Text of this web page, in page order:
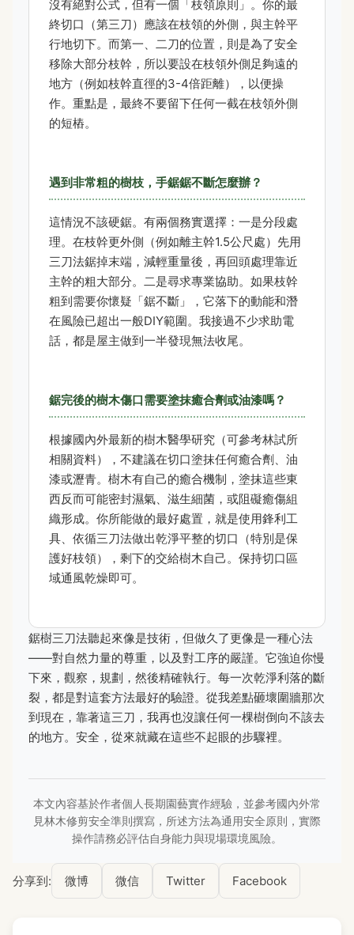
沒有絕對公式，但有一個「枝領原則」。你的最
終切口（第三刀）應該在枝領的外側，與主幹平
行地切下。而第一、二刀的位置，則是為了安全
移除大部分枝幹，所以要設在枝領外側足夠遠的
地方（例如枝幹直徑的3-4倍距離），以便操
作。重點是，最終不要留下任何一截在枝領外側
的短樁。
遇到非常粗的樹枝，手鋸鋸不斷怎麼辦？
這情況不該硬鋸。有兩個務實選擇：一是分段處
理。在枝幹更外側（例如離主幹1.5公尺處）先用
三刀法鋸掉末端，減輕重量後，再回頭處理靠近
主幹的粗大部分。二是尋求專業協助。如果枝幹
粗到需要你懷疑「鋸不斷」，它落下的動能和潛
在風險已超出一般DIY範圍。我接過不少求助電
話，都是屋主做到一半發現無法收尾。
鋸完後的樹木傷口需要塗抹癒合劑或油漆嗎？
根據國內外最新的樹木醫學研究（可參考林試所
相關資料），不建議在切口塗抹任何癒合劑、油
漆或瀝青。樹木有自己的癒合機制，塗抹這些東
西反而可能密封濕氣、滋生細菌，或阻礙癒傷組
織形成。你所能做的最好處置，就是使用鋒利工
具、依循三刀法做出乾淨平整的切口（特別是保
護好枝領），剩下的交給樹木自己。保持切口區
域通風乾燥即可。
鋸樹三刀法聽起來像是技術，但做久了更像是一種心法
——對自然力量的尊重，以及對工序的嚴謹。它強迫你慢
下來，觀察，規劃，然後精確執行。每一次乾淨利落的斷
裂，都是對這套方法最好的驗證。從我差點砸壞圍牆那次
到現在，靠著這三刀，我再也沒讓任何一棵樹倒向不該去
的地方。安全，從來就藏在這些不起眼的步驟裡。
本文內容基於作者個人長期園藝實作經驗，並參考國內外常
見林木修剪安全準則撰寫，所述方法為通用安全原則，實際
操作請務必評估自身能力與現場環境風險。
分享到: 微博 微信 Twitter Facebook